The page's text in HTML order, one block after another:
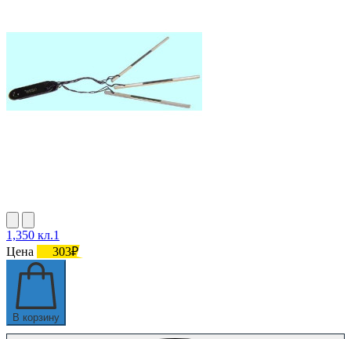
1,350 кл.1
Цена
303₽
В корзину